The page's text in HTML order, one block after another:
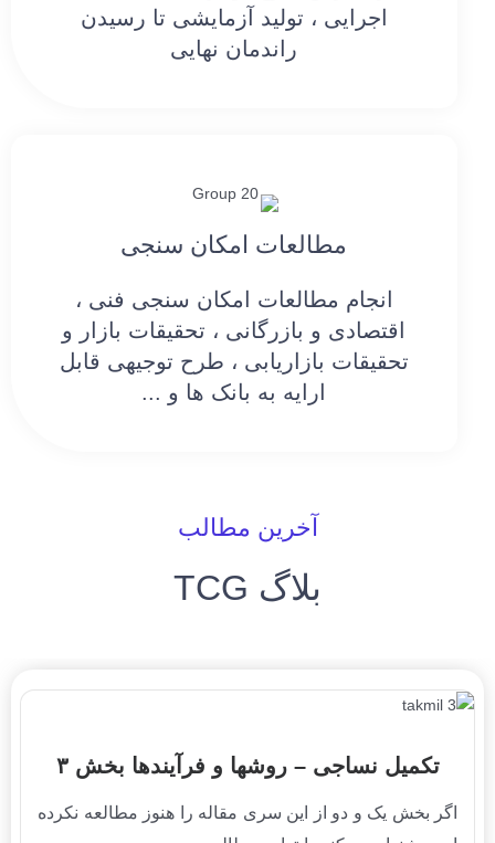
اجرایی ، تولید آزمایشی تا رسیدن
راندمان نهایی
مطالعات امکان سنجی
انجام مطالعات امکان سنجی فنی ،
اقتصادی و بازرگانی ، تحقیقات بازار و
تحقیقات بازاریابی ، طرح توجیهی قابل
ارايه به بانک ها و ...
آخرین مطالب
بلاگ TCG
تکمیل نساجی – روشها و فرآیندها بخش ۳
اگر بخش یک و دو از این سری مقاله را هنوز مطالعه نکرده